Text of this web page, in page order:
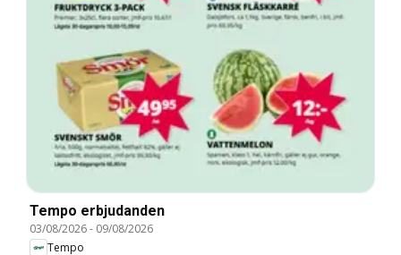
Tempo erbjudanden
03/08/2026- 09/08/2026
Tempo